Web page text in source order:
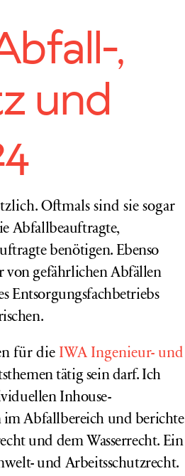
,
und
Oftmals sind sie sogar
Abfallbeauftragte,
benötigen. Ebenso
von gefährlichen Abfällen
Entsorgungsfachbetriebs
für die IWA Ingenieur- und
tätig sein darf. Ich
Inhouse-
im Abfallbereich und berichte
und dem Wasserrecht. Ein
und Arbeitsschutzrecht.